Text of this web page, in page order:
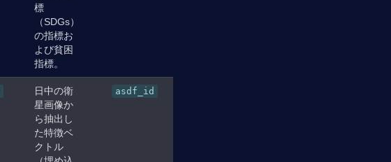
標
（SDGs）
の指標お
よび貧困
指標。
日中の衛
星画像か
ら抽出し
た特徴ベ
クトル
asdf_id